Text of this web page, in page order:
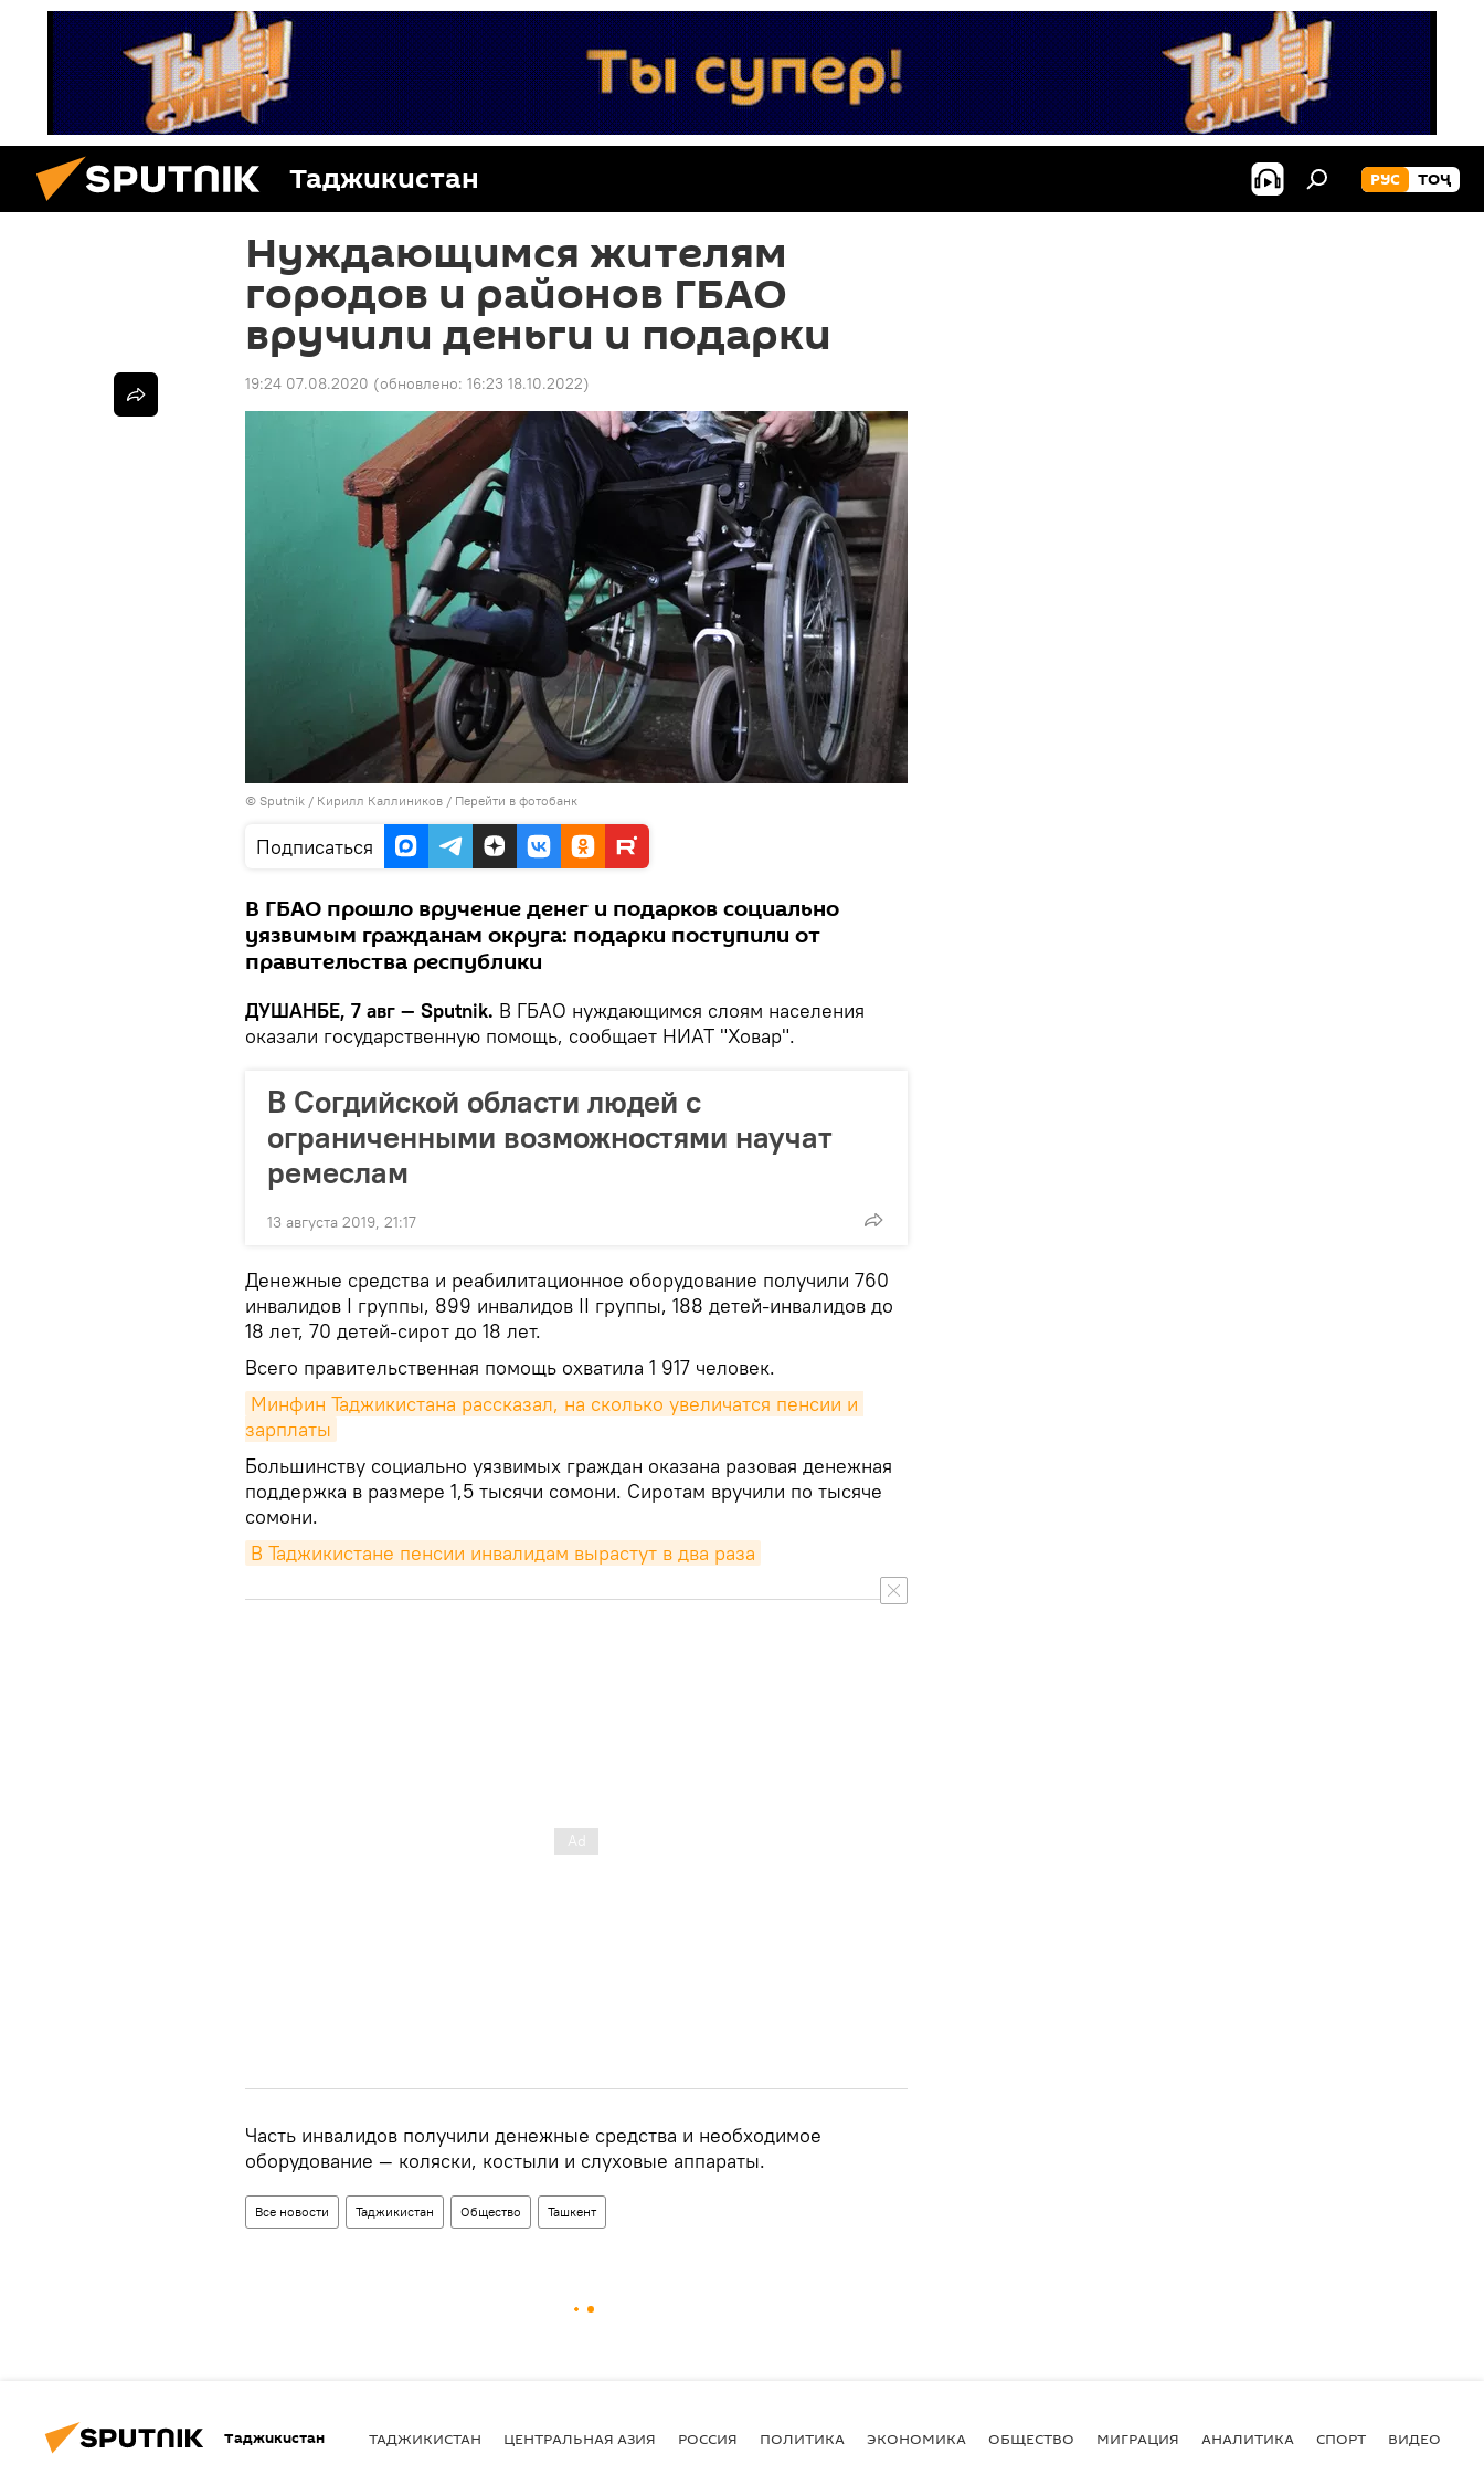
Таджикистан РУС ТОҶ
Нуждающимся жителям
городов и районов ГБАО
вручили деньги и подарки
19:24 07.08.2020 (обновлено: 16:23 18.10.2022)
© Sputnik / Кирилл Каллиников / Перейти в фотобанк
Подписаться
В ГБАО прошло вручение денег и подарков социально
уязвимым гражданам округа: подарки поступили от
правительства республики
ДУШАНБЕ, 7 авг — Sputnik. В ГБАО нуждающимся слоям населения
оказали государственную помощь, сообщает НИАТ "Ховар".
В Согдийской области людей с
ограниченными возможностями научат
ремеслам
13 августа 2019, 21:17
Денежные средства и реабилитационное оборудование получили 760
инвалидов I группы, 899 инвалидов II группы, 188 детей-инвалидов до
18 лет, 70 детей-сирот до 18 лет.
Всего правительственная помощь охватила 1 917 человек.
Минфин Таджикистана рассказал, на сколько увеличатся пенсии и
зарплаты
Большинству социально уязвимых граждан оказана разовая денежная
поддержка в размере 1,5 тысячи сомони. Сиротам вручили по тысяче
сомони.
В Таджикистане пенсии инвалидам вырастут в два раза
Часть инвалидов получили денежные средства и необходимое
оборудование — коляски, костыли и слуховые аппараты.
Все новости Таджикистан Общество Ташкент
Таджикистан ТАДЖИКИСТАН ЦЕНТРАЛЬНАЯ АЗИЯ РОССИЯ ПОЛИТИКА ЭКОНОМИКА ОБЩЕСТВО МИГРАЦИЯ АНАЛИТИКА СПОРТ ВИДЕО